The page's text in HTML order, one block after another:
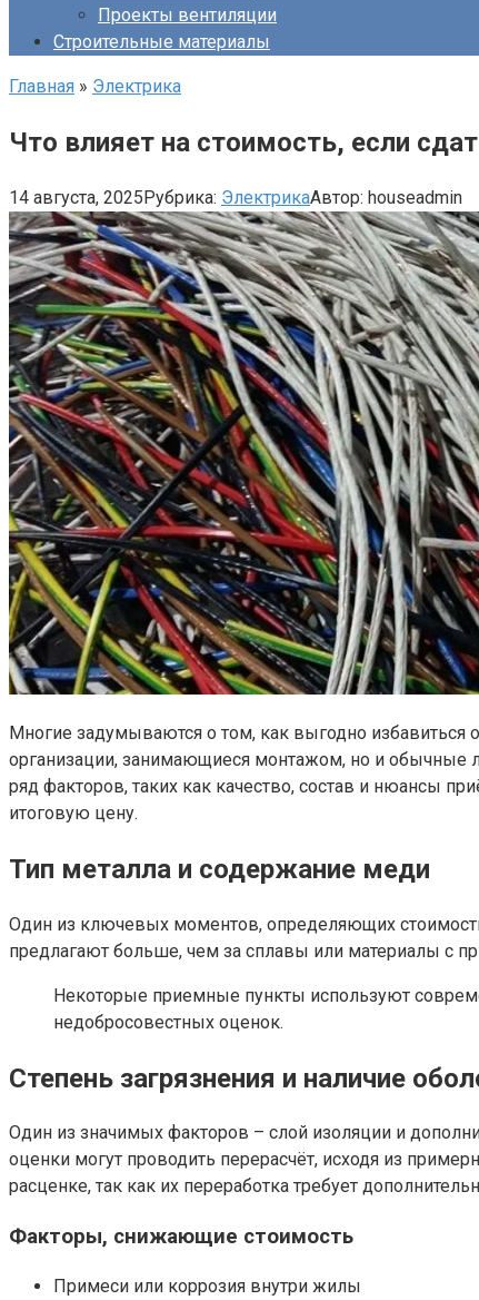
Проекты вентиляции
Строительные материалы
Главная » Электрика
Что влияет на стоимость, если
14 августа, 2025Рубрика: ЭлектрикаАвтор: houseadmin
Многие задумываются о том, как выгодно избавиться
организации, занимающиеся монтажом, но и обычные
ряд факторов, таких как качество, состав и нюансы
итоговую цену.
Тип металла и содержание меди
Один из ключевых моментов, определяющих
предлагают больше, чем за сплавы или материалы с
Некоторые приемные пункты используют
недобросовестных оценок.
Степень загрязнения и наличие
Один из значимых факторов – слой изоляции и
оценки могут проводить перерасчёт, исходя из
расценке, так как их переработка требует
Факторы, снижающие стоимость
Примеси или коррозия внутри жилы